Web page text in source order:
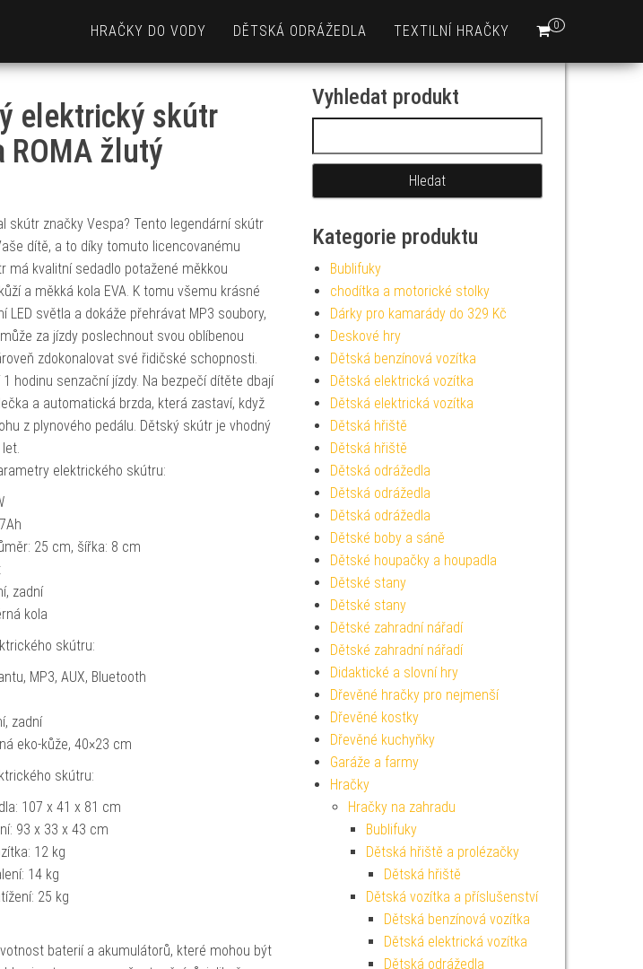
0
HRAČKY DO VODY DĚTSKÁ ODRÁŽEDLA TEXTILNÍ HRAČKY
elektrický skútr
ROMA žlutý
skútr značky Vespa? Tento legendární skútr
dítě, a to díky tomuto licencovanému
má kvalitní sedadlo potažené měkkou
a měkká kola EVA. K tomu všemu krásné
LED světla a dokáže přehrávat MP3 soubory,
za jízdy poslechnout svou oblíbenou
zdokonalovat své řidičské schopnosti.
hodinu senzační jízdy. Na bezpečí dítěte dbají
a automatická brzda, která zastaví, když
z plynového pedálu. Dětský skútr je vhodný
elektrického skútru:
25 cm, šířka: 8 cm
zadní
kola
skútru:
MP3, AUX, Bluetooth
zadní
eko-kůže, 40×23 cm
skútru:
107 x 41 x 81 cm
93 x 33 x 43 cm
12 kg
14 kg
25 kg
baterií a akumulátorů, které mohou být
Vyhledat produkt
Kategorie produktu
Bublifuky
chodítka a motorické stolky
Dárky pro kamarády do 329 Kč
Deskové hry
Dětská benzínová vozítka
Dětská elektrická vozítka
Dětská elektrická vozítka
Dětská hřiště
Dětská hřiště
Dětská odrážedla
Dětská odrážedla
Dětská odrážedla
Dětské boby a sáně
Dětské houpačky a houpadla
Dětské stany
Dětské stany
Dětské zahradní nářadí
Dětské zahradní nářadí
Didaktické a slovní hry
Dřevěné hračky pro nejmenší
Dřevěné kostky
Dřevěné kuchyňky
Garáže a farmy
Hračky
Hračky na zahradu
Bublifuky
Dětská hřiště a prolézačky
Dětská hřiště
Dětská vozítka a příslušenství
Dětská benzínová vozítka
Dětská elektrická vozítka
Dětská odrážedla